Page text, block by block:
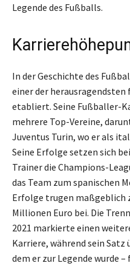
Legende des Fußballs.
In der Geschichte des
einer der
etabliert. Seine Fußballer-
mehrere Top-Vereine,
Juventus Turin, wo er als
Seine Erfolge setzen sich
Trainer die Champions-
das Team zum spanischen
Erfolge trugen maßgeblich
Millionen Euro bei. Die
2021 markierte einen
Karriere, während sein Satz
dem er zur Legende wurde